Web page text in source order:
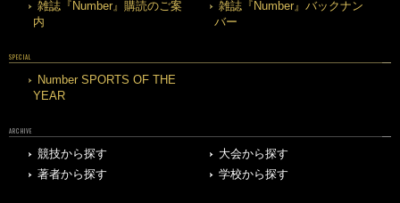
雑誌『Number』購読のご案
内
雑誌『Number』バックナン
バー
SPECIAL
Number SPORTS OF THE
YEAR
ARCHIVE
競技から探す
大会から探す
著者から探す
学校から探す